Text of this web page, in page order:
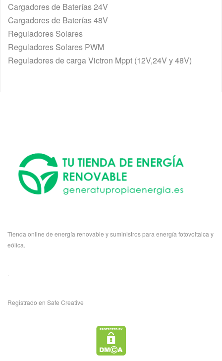
Cargadores de Baterías 24V
Cargadores de Baterías 48V
Reguladores Solares
Reguladores Solares PWM
Reguladores de carga Victron Mppt (12V,24V y 48V)
Tienda online de energía renovable y suministros para energía fotovoltaica y
eólica.
.
Registrado en Safe Creative